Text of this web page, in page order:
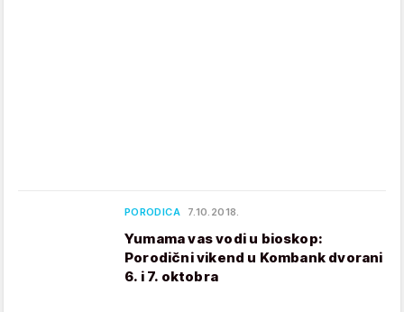
PORODICA 7.10.2018.
Yumama vas vodi u bioskop:
Porodični vikend u Kombank dvorani
6. i 7. oktobra